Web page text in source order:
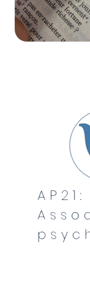
Psychologues